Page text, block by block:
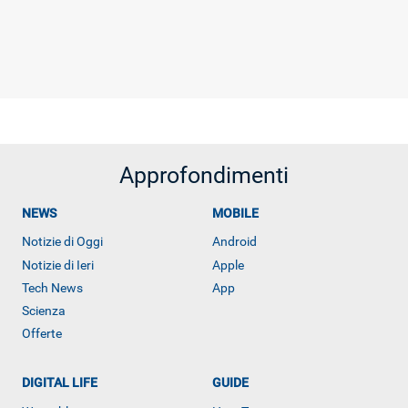
Libero Tecnologia è un prodotto Italiaonline
Approfondimenti
NEWS
Notizie di Oggi
Notizie di Ieri
Tech News
Scienza
Offerte
MOBILE
Android
Apple
App
DIGITAL LIFE
GUIDE